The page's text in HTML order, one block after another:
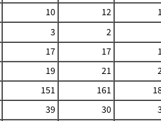
10 12
3
2
17 17
19 21
151 161
39 30